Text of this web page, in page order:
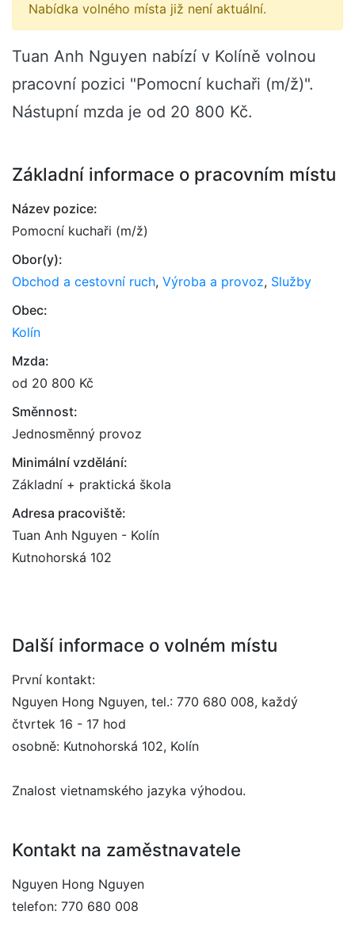
Nabídka volného místa již není aktuální.
Tuan Anh Nguyen nabízí v Kolíně volnou
pracovní pozici "Pomocní kuchaři (m/ž)".
Nástupní mzda je od 20 800 Kč.
Základní informace o pracovním místu
Název pozice:
Pomocní kuchaři (m/ž)
Obor(y):
Obchod a cestovní ruch, Výroba a provoz, Služby
Obec:
Kolín
Mzda:
od 20 800 Kč
Směnnost:
Jednosměnný provoz
Minimální vzdělání:
Základní + praktická škola
Adresa pracoviště:
Tuan Anh Nguyen - Kolín
Kutnohorská 102
Další informace o volném místu
První kontakt:
Nguyen Hong Nguyen, tel.: 770 680 008, každý
čtvrtek 16 - 17 hod
osobně: Kutnohorská 102, Kolín
Znalost vietnamského jazyka výhodou.
Kontakt na zaměstnavatele
Nguyen Hong Nguyen
telefon: 770 680 008